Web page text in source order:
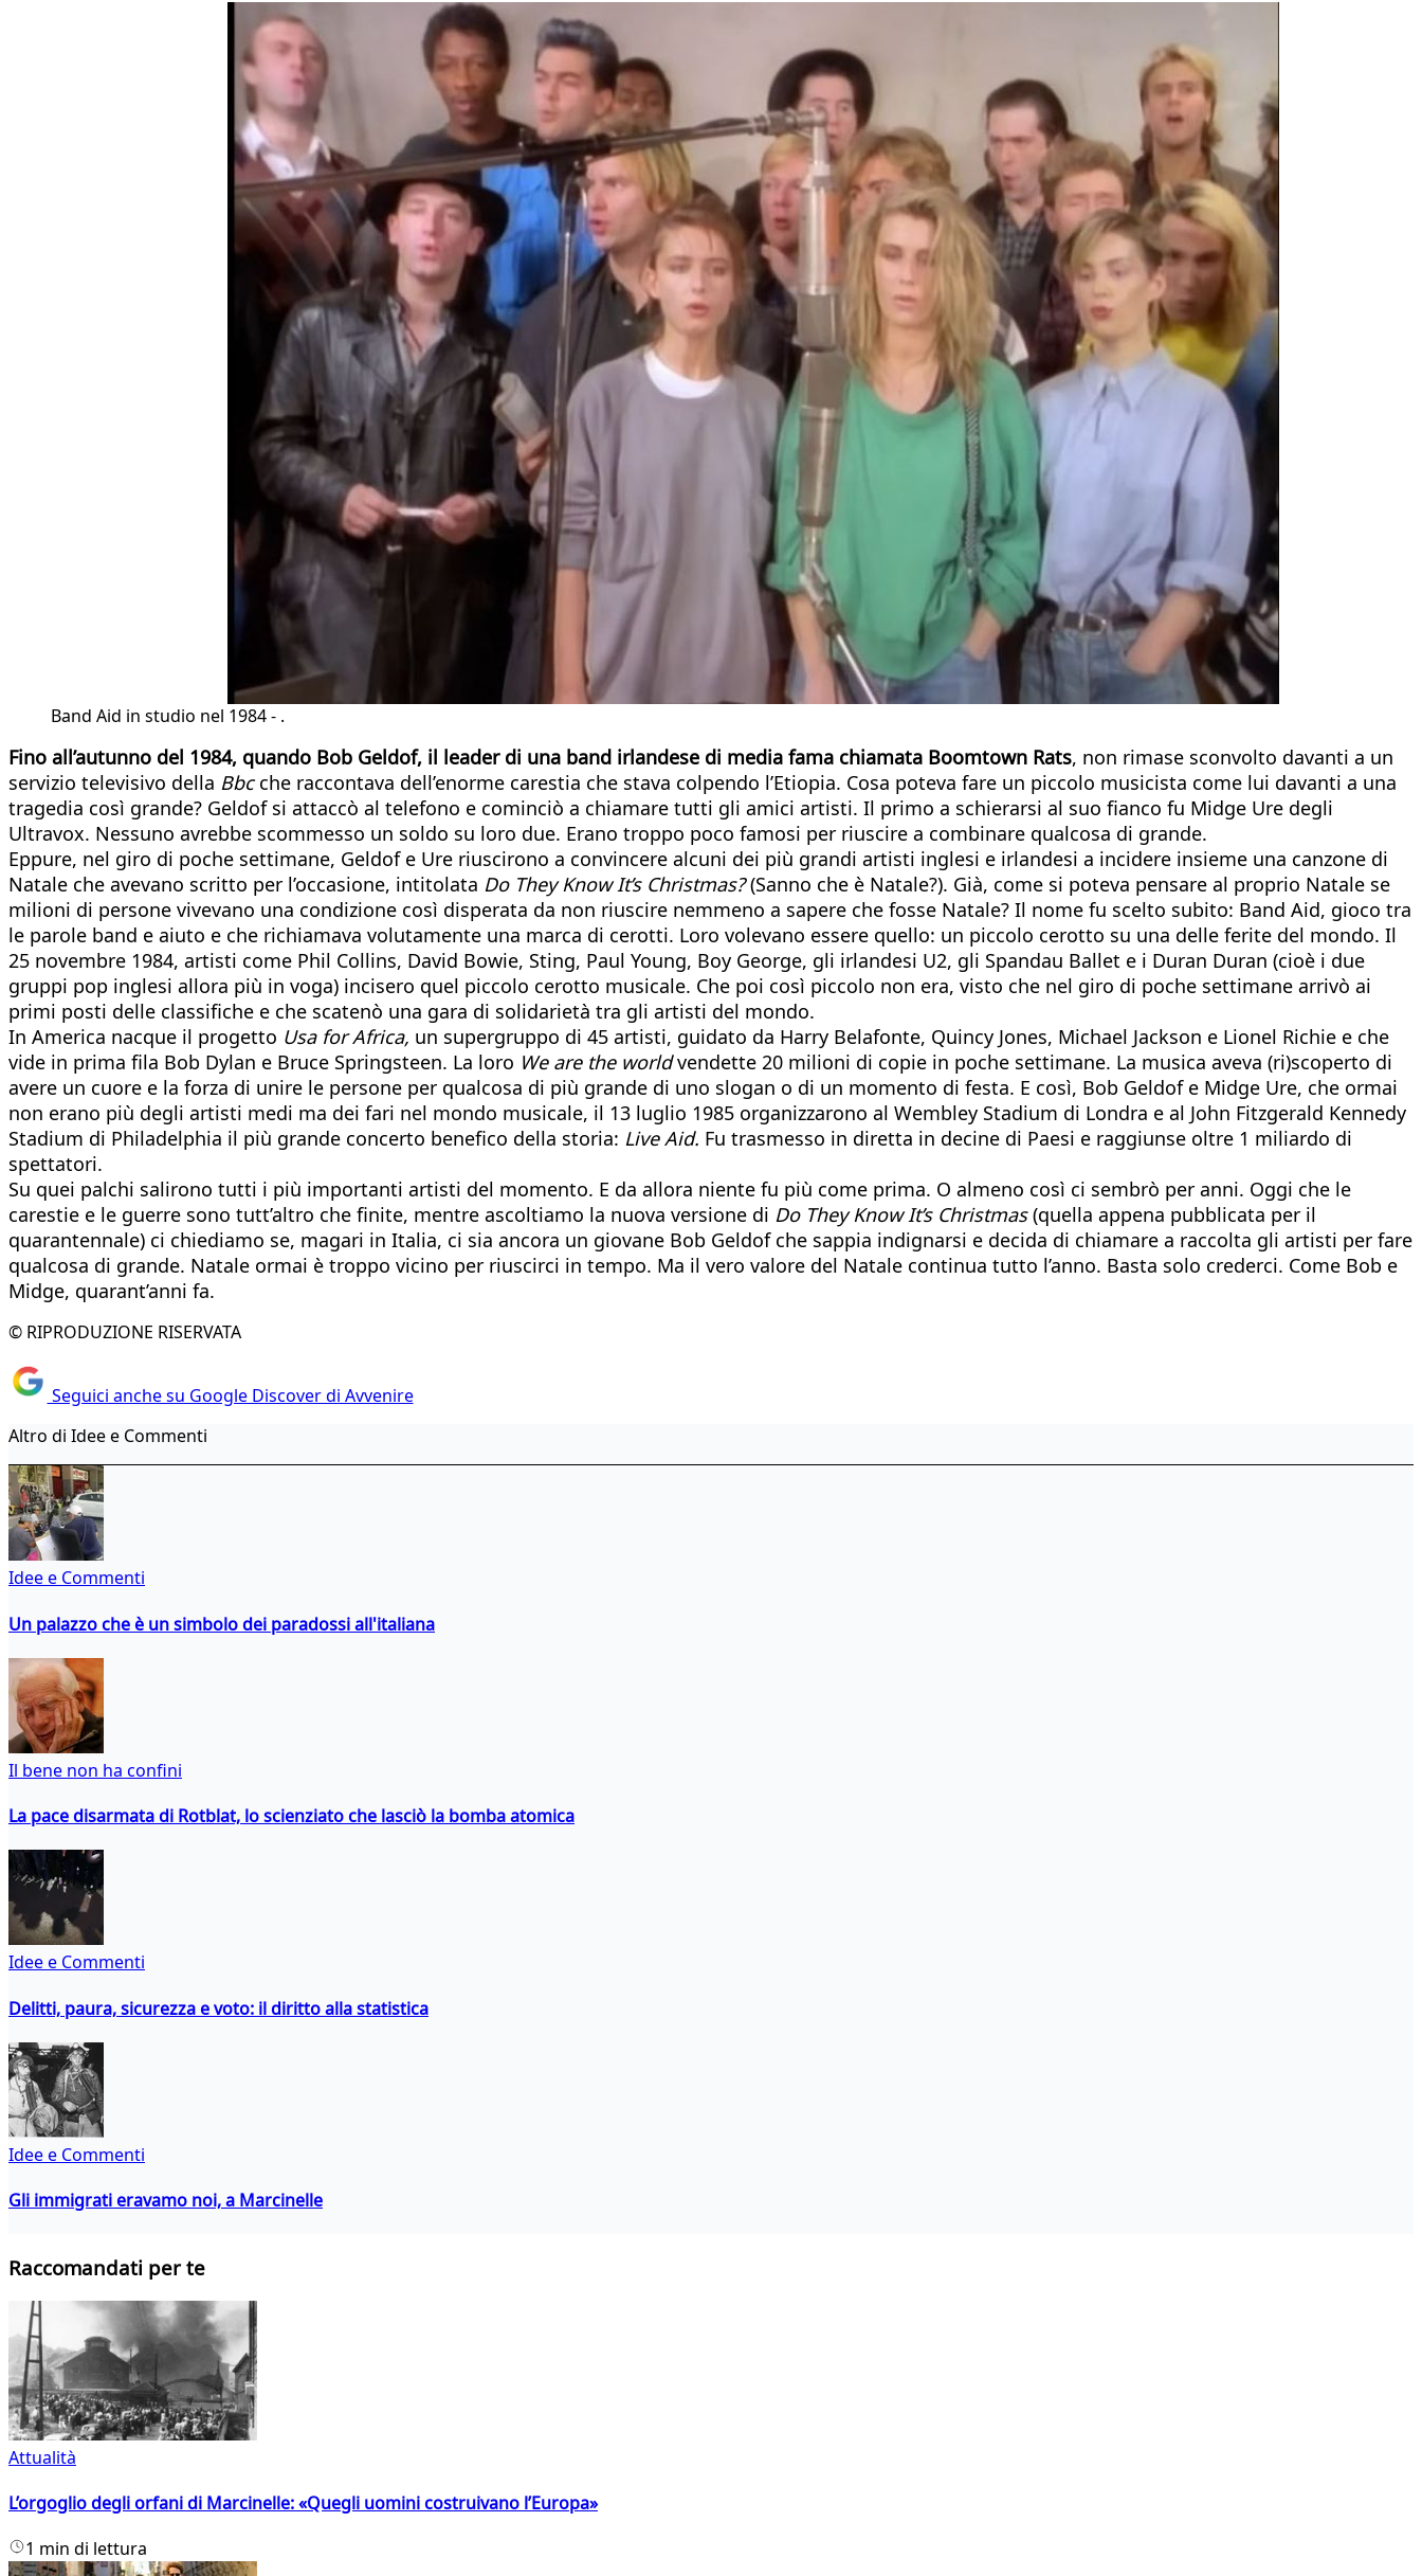
Band Aid in studio nel 1984 - .
Fino all’autunno del 1984, quando Bob Geldof, il leader di una band irlandese di media fama chiamata Boomtown Rats, non rimase sconvolto davanti a un
servizio televisivo della Bbcche raccontava dell’enorme carestia che stava colpendo l’Etiopia. Cosa poteva fare un piccolo musicista come lui davanti a una
tragedia così grande? Geldof si attaccò al telefono e cominciò a chiamare tutti gli amici artisti. Il primo a schierarsi al suo fianco fu Midge Ure degli
Ultravox. Nessuno avrebbe scommesso un soldo su loro due. Erano troppo poco famosi per riuscire a combinare qualcosa di grande.
Eppure, nel giro di poche settimane, Geldof e Ure riuscirono a convincere alcuni dei più grandi artisti inglesi e irlandesi a incidere insieme una canzone di
Natale che avevano scritto per l’occasione, intitolata Do They Know It’s Christmas?(Sanno che è Natale?). Già, come si poteva pensare al proprio Natale se
milioni di persone vivevano una condizione così disperata da non riuscire nemmeno a sapere che fosse Natale? Il nome fu scelto subito: Band Aid, gioco tra
le parole band e aiuto e che richiamava volutamente una marca di cerotti. Loro volevano essere quello: un piccolo cerotto su una delle ferite del mondo. Il
25 novembre 1984, artisti come Phil Collins, David Bowie, Sting, Paul Young, Boy George, gli irlandesi U2, gli Spandau Ballet e i Duran Duran (cioè i due
gruppi pop inglesi allora più in voga) incisero quel piccolo cerotto musicale. Che poi così piccolo non era, visto che nel giro di poche settimane arrivò ai
primi posti delle classifiche e che scatenò una gara di solidarietà tra gli artisti del mondo.
In America nacque il progetto Usa for Africa, un supergruppo di 45 artisti, guidato da Harry Belafonte, Quincy Jones, Michael Jackson e Lionel Richie e che
vide in prima fila Bob Dylan e Bruce Springsteen. La loro We are the worldvendette 20 milioni di copie in poche settimane. La musica aveva (ri)scoperto di
avere un cuore e la forza di unire le persone per qualcosa di più grande di uno slogan o di un momento di festa. E così, Bob Geldof e Midge Ure, che ormai
non erano più degli artisti medi ma dei fari nel mondo musicale, il 13 luglio 1985 organizzarono al Wembley Stadium di Londra e al John Fitzgerald Kennedy
Stadium di Philadelphia il più grande concerto benefico della storia: Live Aid. Fu trasmesso in diretta in decine di Paesi e raggiunse oltre 1 miliardo di
spettatori.
Su quei palchi salirono tutti i più importanti artisti del momento. E da allora niente fu più come prima. O almeno così ci sembrò per anni. Oggi che le
carestie e le guerre sono tutt’altro che finite, mentre ascoltiamo la nuova versione di Do They Know It’s Christmas(quella appena pubblicata per il
quarantennale) ci chiediamo se, magari in Italia, ci sia ancora un giovane Bob Geldof che sappia indignarsi e decida di chiamare a raccolta gli artisti per fare
qualcosa di grande. Natale ormai è troppo vicino per riuscirci in tempo. Ma il vero valore del Natale continua tutto l’anno. Basta solo crederci. Come Bob e
Midge, quarant’anni fa.
© RIPRODUZIONE RISERVATA
Seguici anche su Google Discover di Avvenire
Altro di Idee e Commenti
Idee e Commenti
Un palazzo che è un simbolo dei paradossi all'italiana
Il bene non ha confini
La pace disarmata di Rotblat, lo scienziato che lasciò la bomba atomica
Idee e Commenti
Delitti, paura, sicurezza e voto: il diritto alla statistica
Idee e Commenti
Gli immigrati eravamo noi, a Marcinelle
Raccomandati per te
Attualità
L’orgoglio degli orfani di Marcinelle: «Quegli uomini costruivano l’Europa»
1 min di lettura